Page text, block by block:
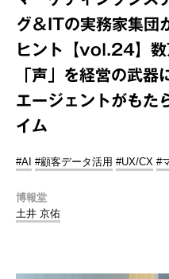
グ＆ITの実務家集団
ヒント【vol.24】数
「声」を経営の武
エージェントがもた
イム
#AI #顧客データ活用 #UX/CX #
博報堂
土井 京佑